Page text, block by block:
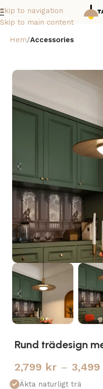
Skip to navigation
Skip to main content
Hem Accessories
Rund trädesign
2,799 kr – 3,499
Äkta naturligt trä